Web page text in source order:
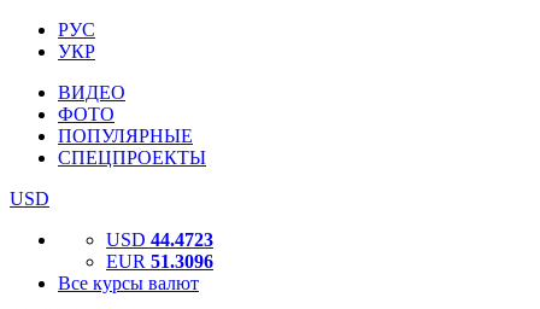
РУС
УКР
ВИДЕО
ФОТО
ПОПУЛЯРНЫЕ
СПЕЦПРОЕКТЫ
USD
USD 44.4723
EUR 51.3096
Все курсы валют